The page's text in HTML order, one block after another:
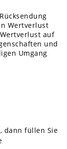
Wertverlust
auf
und
Umgang
dann füllen Sie